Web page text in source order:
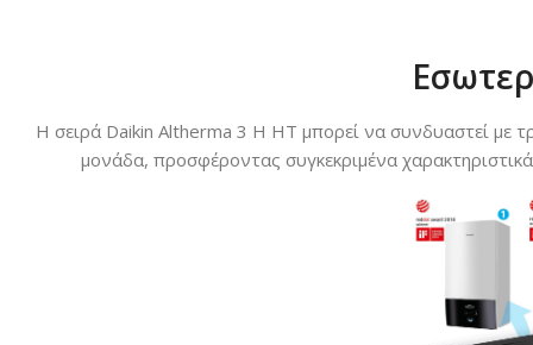
Η σειρά Daikin Altherma 3 H HT μπορεί να συνδυαστεί με
μονάδα, προσφέροντας συγκεκριμένα